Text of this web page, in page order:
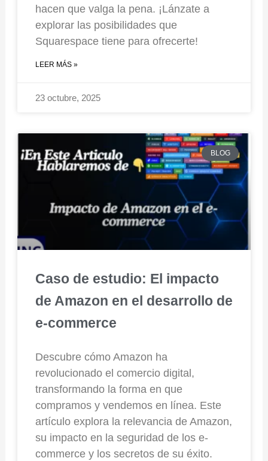
hacen que valga la pena. ¡Lánzate a
explorar las posibilidades que
Squarespace tiene para ofrecerte!
LEER MÁS »
23 octubre, 2025
BLOG
Caso de estudio: El impacto
de Amazon en el desarrollo de
e-commerce
Descubre cómo Amazon ha
revolucionado el comercio digital,
transformando la forma en que
compramos y vendemos en línea. Este
artículo explora la relevancia de Amazon,
su impacto en la seguridad de los e-
commerce y los secretos de su éxito.